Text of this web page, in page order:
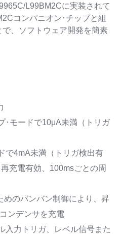
L99BM2Cに実装されて
コンパニオン･チップと組
、ソフトウェア開発を簡素
･モードで10μA未満（トリガ
で4mA未満（トリガ検出有
充電有効、100msごとの周
めのバンバン制御により、昇
ンデンサを充電
入力トリガ、レベル信号また